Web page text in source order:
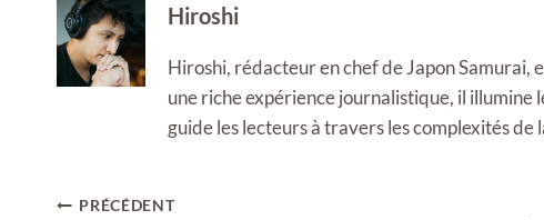
Hiroshi
Hiroshi, rédacteur en chef de Japon Samurai,
une riche expérience journalistique, il illumine
guide les lecteurs à travers les complexités
Navigation
PRÉCÉDENT